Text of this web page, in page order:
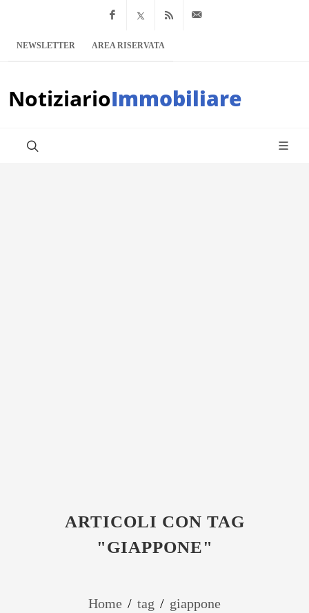
Facebook
x.com Feed RSS
NEWSLETTER AREA RISERVATA
NotiziarioImmobiliare
ARTICOLI CON TAG
"GIAPPONE"
Home / tag / giappone